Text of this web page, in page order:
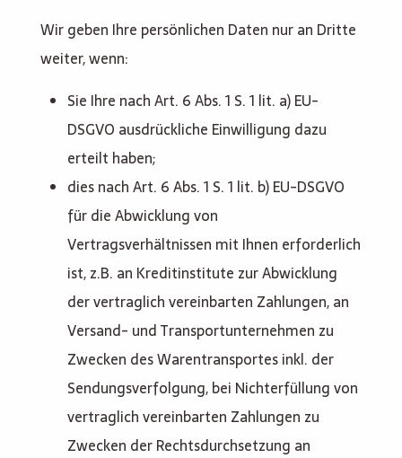
Wir geben Ihre persönlichen Daten nur an Dritte
weiter, wenn:
Sie Ihre nach Art. 6 Abs. 1 S. 1 lit. a) EU-
DSGVO ausdrückliche Einwilligung dazu
erteilt haben;
dies nach Art. 6 Abs. 1 S. 1 lit. b) EU-DSGVO
für die Abwicklung von
Vertragsverhältnissen mit Ihnen erforderlich
ist, z.B. an Kreditinstitute zur Abwicklung
der vertraglich vereinbarten Zahlungen, an
Versand- und Transportunternehmen zu
Zwecken des Warentransportes inkl. der
Sendungsverfolgung, bei Nichterfüllung von
vertraglich vereinbarten Zahlungen zu
Zwecken der Rechtsdurchsetzung an